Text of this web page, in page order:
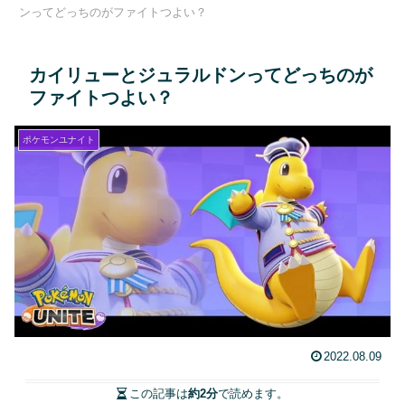
ンってどっちのがファイトつよい？
カイリューとジュラルドンってどっちのが
ファイトつよい？
ポケモンユナイト
2022.08.09
この記事は約2分で読めます。